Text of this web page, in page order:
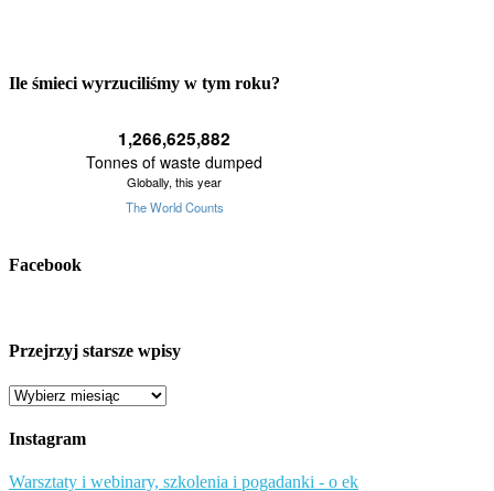
Ile śmieci wyrzuciliśmy w tym roku?
Facebook
Przejrzyj starsze wpisy
Przejrzyj
wpisy
Instagram
Warsztaty i webinary, szkolenia i pogadanki - o ek